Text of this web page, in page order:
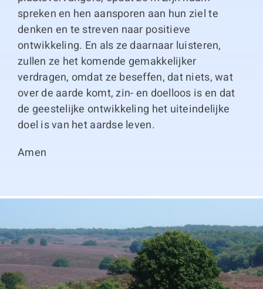
spreken en hen aansporen aan hun ziel te
denken en te streven naar positieve
ontwikkeling. En als ze daarnaar luisteren,
zullen ze het komende gemakkelijker
verdragen, omdat ze beseffen, dat niets, wat
over de aarde komt, zin- en doelloos is en dat
de geestelijke ontwikkeling het uiteindelijke
doel is van het aardse leven.
Amen